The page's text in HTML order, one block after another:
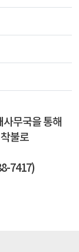
무국을 통해
불로
7417)